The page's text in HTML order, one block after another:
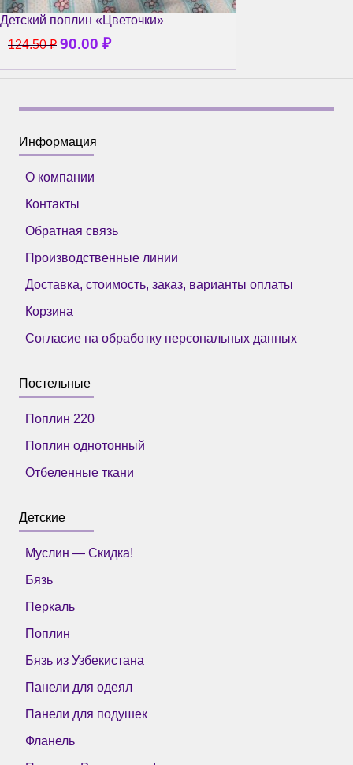
Детский поплин «Цветочки»
124.50₽ 90.00 ₽
Информация
О компании
Контакты
Обратная связь
Производственные линии
Доставка, стоимость, заказ, варианты оплаты
Корзина
Согласие на обработку персональных данных
Постельные
Поплин 220
Поплин однотонный
Отбеленные ткани
Детские
Муслин — Скидка!
Бязь
Перкаль
Поплин
Бязь из Узбекистана
Панели для одеял
Панели для подушек
Фланель